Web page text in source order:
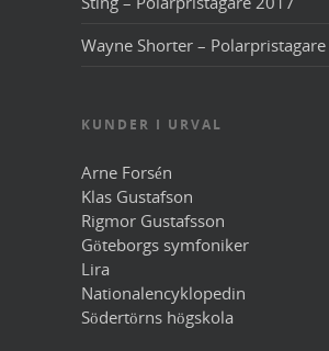
Wayne Shorter –
KUNDER I URVAL
Arne Forsén
Klas Gustafson
Rigmor Gustafsson
Göteborgs symfoniker
Lira
Nationalencyklopedin
Södertörns högskola